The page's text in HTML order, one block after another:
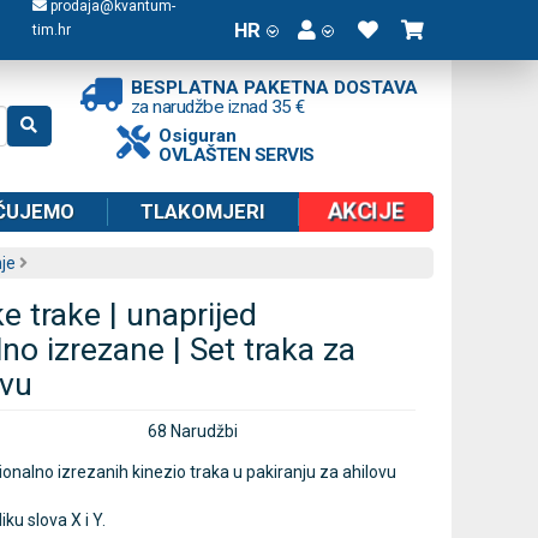
prodaja@kvantum-
tim.hr
HR
BESPLATNA PAKETNA DOSTAVA
za narudžbe iznad 35 €
Osiguran
OVLAŠTEN SERVIS
TLAKOMJERI AKCIJE
trake | unaprijed
izrezane | Set traka za
68 Narudžbi
izrezanih kinezio traka u pakiranju za ahilovu
slova X i Y.